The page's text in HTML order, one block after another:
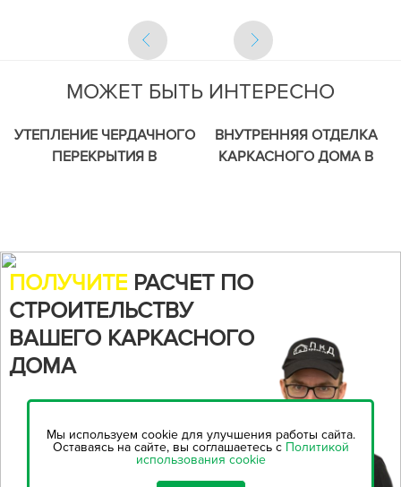
МОЖЕТ БЫТЬ ИНТЕРЕСНО
УТЕПЛЕНИЕ ЧЕРДАЧНОГО
ПЕРЕКРЫТИЯ В
ВНУТРЕННЯЯ ОТДЕЛКА
КАРКАСНОГО ДОМА В
ПОЛУЧИТЕ РАСЧЕТ ПО
СТРОИТЕЛЬСТВУ
ВАШЕГО КАРКАСНОГО
ДОМА
Воспользуйтесь нашим
онлайн-калькулятором,
рассчитать стоимость
Мы используем cookie для улучшения работы сайта.
Оставаясь на сайте, вы соглашаетесь с Политикой
использования cookie